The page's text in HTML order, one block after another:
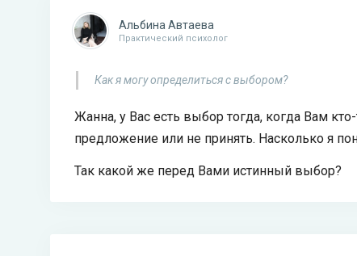
Альбина Автаева
Практический психолог
Как я могу определиться с выбором?
Жанна, у Вас есть выбор тогда, когда Вам
предложение или не принять. Насколько я
Так какой же перед Вами истинный выбор?